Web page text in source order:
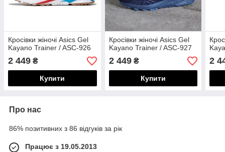
Кросівки жіночі Asics Gel
Kayano Trainer / ASC-926
2 449 ₴
Купити
Кросівки жіночі Asics Gel
Kayano Trainer / ASC-927
2 449₴
Купити
2
Про нас
86% позитивних з 86 відгуків за рік
Працює з 19.05.2013